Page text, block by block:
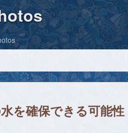
を確保できる可能性